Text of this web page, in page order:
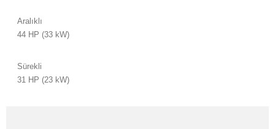
Aralıklı
44 HP (33 kW)
Sürekli
31 HP (23 kW)